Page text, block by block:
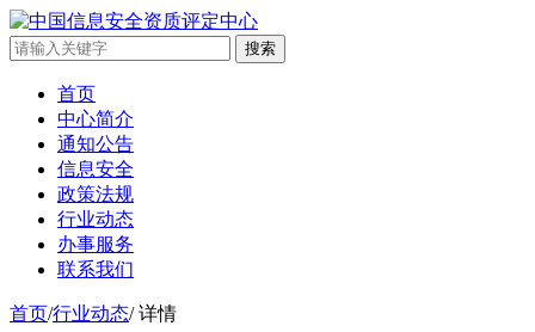
搜索
首页
中心简介
通知公告
信息安全
政策法规
行业动态
办事服务
联系我们
首页/行业动态/详情